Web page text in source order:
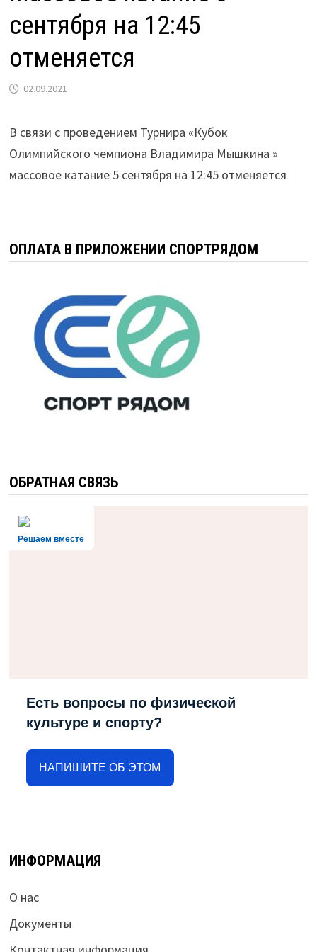
сентября на 12:45
отменяется
02.09.2021
В связи с проведением Турнира «Кубок
Олимпийского чемпиона Владимира Мышкина »
массовое катание 5 сентября на 12:45 отменяется
ОПЛАТА В ПРИЛОЖЕНИИ СПОРТРЯДОМ
ОБРАТНАЯ СВЯЗЬ
Решаем вместе
Есть вопросы по физической
культуре и спорту?
НАПИШИТЕ ОБ ЭТОМ
ИНФОРМАЦИЯ
О нас
Документы